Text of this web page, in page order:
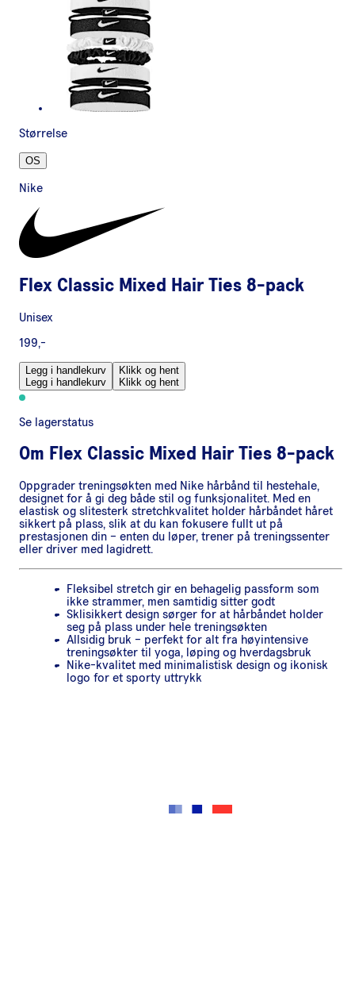
Størrelse
OS
Nike
Flex Classic Mixed Hair Ties 8-pack
Unisex
199,-
Legg i handlekurv
Legg i handlekurv
Klikk og hent
Klikk og hent
Se lagerstatus
Om Flex Classic Mixed Hair Ties 8-pack
Oppgrader treningsøkten med Nike hårbånd til hestehale,
designet for å gi deg både stil og funksjonalitet. Med en
elastisk og slitesterk stretchkvalitet holder hårbåndet håret
sikkert på plass, slik at du kan fokusere fullt ut på
prestasjonen din – enten du løper, trener på treningssenter
eller driver med lagidrett.
Fleksibel stretch gir en behagelig passform som
ikke strammer, men samtidig sitter godt
Sklisikkert design sørger for at hårbåndet holder
seg på plass under hele treningsøkten
Allsidig bruk – perfekt for alt fra høyintensive
treningsøkter til yoga, løping og hverdagsbruk
Nike-kvalitet med minimalistisk design og ikonisk
logo for et sporty uttrykk